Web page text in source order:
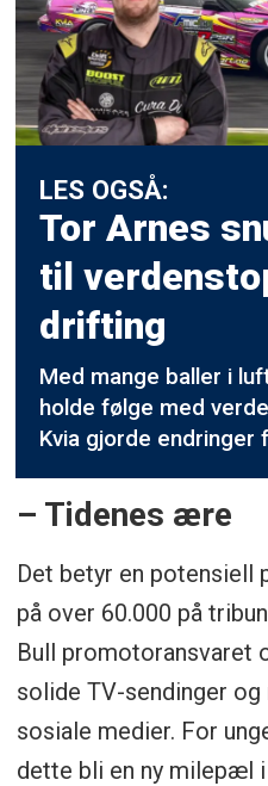
LES OGSÅ:
Tor Arnes
til
drifting
Med mange baller i
holde følge med
Kvia gjorde endringer
– Tidenes ære
Det betyr en potensiell
på over 60.000 på
Bull promotoransvaret
solide TV-sendinger
sosiale medier. For
dette bli en ny milepæl i